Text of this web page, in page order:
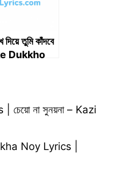
তুমি কাঁদবে
Dukkho
না সুনয়না – Kazi
Noy Lyrics |